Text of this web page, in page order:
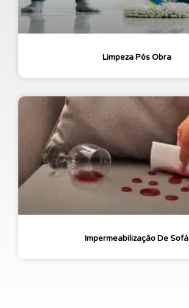
Limpeza Pós Obra
Impermeabilização De Sofá